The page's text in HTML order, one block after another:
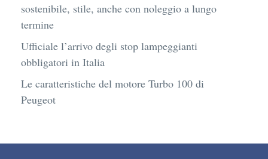
sostenibile, stile, anche con noleggio a lungo
termine
Ufficiale l’arrivo degli stop lampeggianti
obbligatori in Italia
Le caratteristiche del motore Turbo 100 di
Peugeot